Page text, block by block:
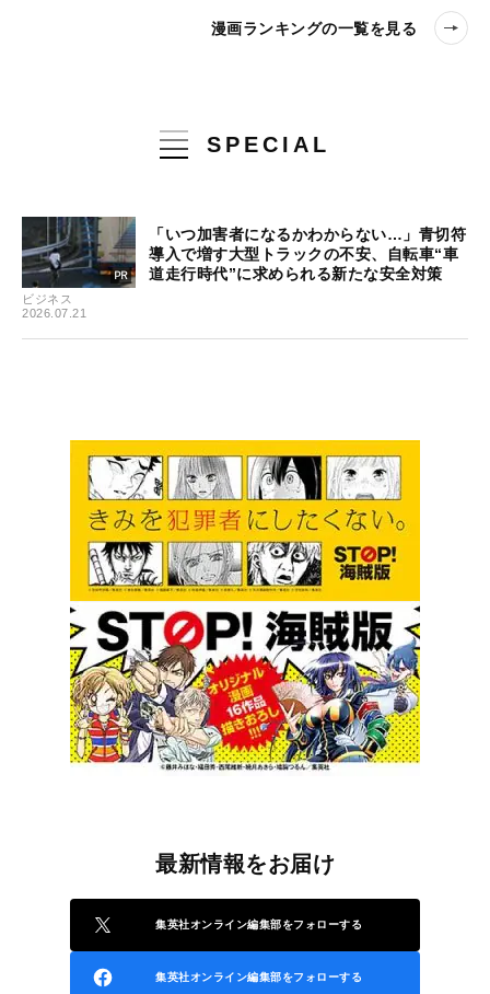
漫画ランキングの一覧を見る
SPECIAL
ビジネス
2026.07.21
「いつ加害者になるかわからない…」青切符
導入で増す大型トラックの不安、自転車“車
道走行時代”に求められる新たな安全対策
最新情報をお届け
集英社オンライン編集部をフォローする
集英社オンライン編集部をフォローする